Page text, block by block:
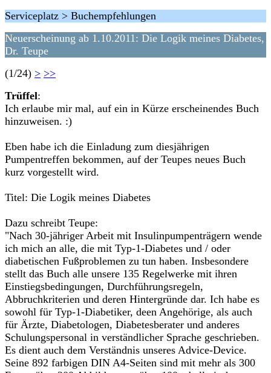
Serviceplatz > Buchempfehlungen
Neuerscheinung ab 1.10.2011: Die Logik meines Diabetes,
Dr. Teupe
(1/24) > >>
Trüffel:
Ich erlaube mir mal, auf ein in Kürze erscheinendes Buch
hinzuweisen. :)
Eben habe ich die Einladung zum diesjährigen
Pumpentreffen bekommen, auf der Teupes neues Buch
kurz vorgestellt wird.
Titel: Die Logik meines Diabetes
Dazu schreibt Teupe:
"Nach 30-jähriger Arbeit mit Insulinpumpenträgern wende
ich mich an alle, die mit Typ-1-Diabetes und / oder
diabetischen Fußproblemen zu tun haben. Insbesondere
stellt das Buch alle unsere 135 Regelwerke mit ihren
Einstiegsbedingungen, Durchführungsregeln,
Abbruchkriterien und deren Hintergründe dar. Ich habe es
sowohl für Typ-1-Diabetiker, deen Angehörige, als auch
für Ärzte, Diabetologen, Diabetesberater und anderes
Schulungspersonal in verständlicher Sprache geschrieben.
Es dient auch dem Verständnis unseres Advice-Device.
Seine 892 farbigen DIN A4-Seiten sind mit mehr als 300